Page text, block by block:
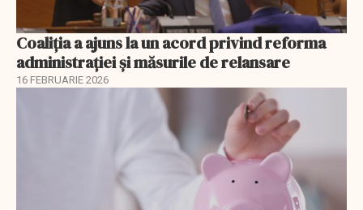
Coaliția a ajuns la un acord privind reforma
administrației și măsurile de relansare
16 FEBRUARIE 2026